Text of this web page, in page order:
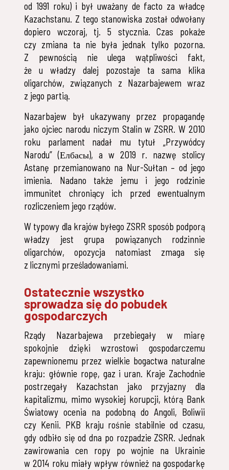
od 1991 roku) i był uważany de facto za władcę
Kazachstanu. Z tego stanowiska został odwołany
dopiero wczoraj, tj. 5 stycznia. Czas pokaże
czy zmiana ta nie była jednak tylko pozorna.
Z pewnością nie ulega wątpliwości fakt,
że u władzy dalej pozostaje ta sama klika
oligarchów, związanych z Nazarbajewem wraz
z jego partią.
Nazarbajew był ukazywany przez propagandę
jako ojciec narodu niczym Stalin w ZSRR. W 2010
roku parlament nadał mu tytuł „Przywódcy
Narodu” (Елбасы), a w 2019 r. nazwę stolicy
Astanę przemianowano na Nur-Sułtan – od jego
imienia. Nadano także jemu i jego rodzinie
immunitet chroniący ich przed ewentualnym
rozliczeniem jego rządów.
W typowy dla krajów byłego ZSRR sposób podporą
władzy jest grupa powiązanych rodzinnie
oligarchów, opozycja natomiast zmaga się
z licznymi prześladowaniami.
Ostatecznie wszystko
sprowadza się do pobudek
gospodarczych
Rządy Nazarbajewa przebiegały w miarę
spokojnie dzięki wzrostowi gospodarczemu
zapewnionemu przez wielkie bogactwa naturalne
kraju: głównie ropę, gaz i uran. Kraje Zachodnie
postrzegały Kazachstan jako przyjazny dla
kapitalizmu, mimo wysokiej korupcji, którą Bank
Światowy ocenia na podobną do Angoli, Boliwii
czy Kenii. PKB kraju rośnie stabilnie od czasu,
gdy odbiło się od dna po rozpadzie ZSRR. Jednak
zawirowania cen ropy po wojnie na Ukrainie
w 2014 roku miały wpływ również na gospodarkę